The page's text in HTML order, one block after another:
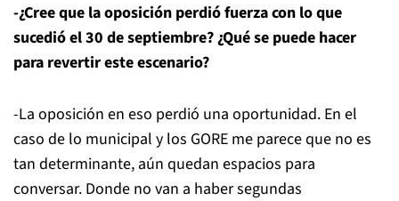
-¿Cree que la oposición perdió fuerza con lo que
sucedió el 30 de septiembre? ¿Qué se puede hacer
para revertir este escenario?
-La oposición en eso perdió una oportunidad. En el
caso de lo municipal y los GORE me parece que no es
tan determinante, aún quedan espacios para
conversar. Donde no van a haber segundas